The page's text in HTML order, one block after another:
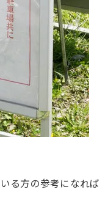
る方の参考になれば